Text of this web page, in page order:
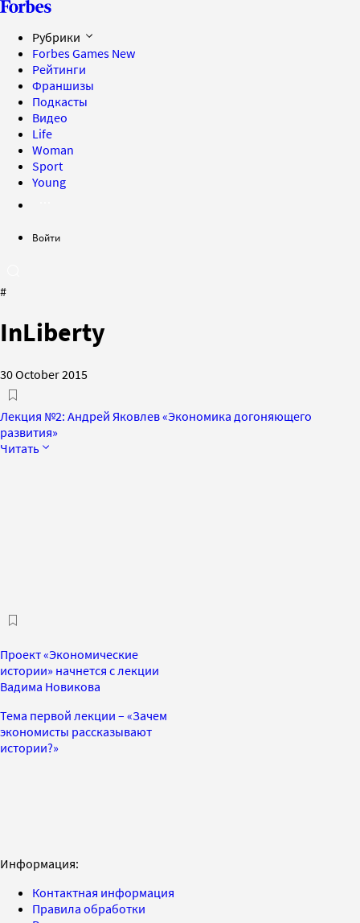
Рубрики
Forbes Games New
Рейтинги
Франшизы
Подкасты
Видео
Life
Woman
Sport
Young
Войти
#
InLiberty
30 October 2015
Лекция №2: Андрей Яковлев «Экономика догоняющего
развития»
Читать
Проект «Экономические
истории» начнется с лекции
Вадима Новикова
Тема первой лекции – «Зачем
экономисты рассказывают
истории?»
Информация:
Контактная информация
Правила обработки